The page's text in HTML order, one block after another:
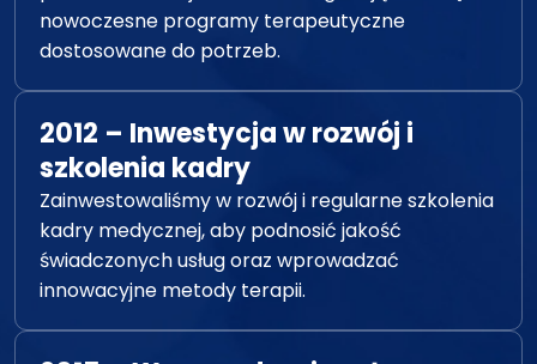
nowoczesne programy terapeutyczne
dostosowane do potrzeb.
2012 – Inwestycja w rozwój i
szkolenia kadry
Zainwestowaliśmy w rozwój i regularne szkolenia
kadry medycznej, aby podnosić jakość
świadczonych usług oraz wprowadzać
innowacyjne metody terapii.